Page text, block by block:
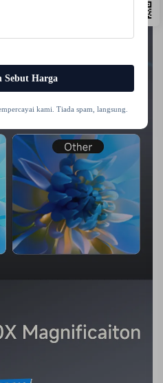
Sebut Harga
kami. Tiada spam, langsung.